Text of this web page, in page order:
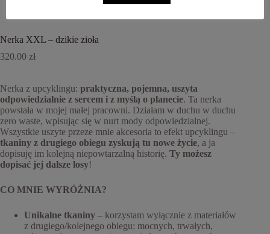
Nerka XXL – dzikie zioła
320.00 zł
Nerka z upcyklingu: praktyczna, pojemna, uszyta
odpowiedzialnie z sercem i z myślą o planecie. Ta nerka
powstała w mojej małej pracowni. Działam w duchu w duchu
zero waste, wpisując się w nurt mody odpowiedzialnej.
Wszystkie uszyte przeze mnie akcesoria to efekt upcyklingu –
tkaniny z drugiego obiegu zyskują tu nowe życie, a ja
dopisuję im kolejną niepowtarzalną historię. Ty możesz
dopisać jej dalsze losy!
CO MNIE WYRÓŻNIA?
Unikalne tkaniny – korzystam wyłącznie z materiałów
z drugiego/kolejnego obiegu: mocnych, trwałych,